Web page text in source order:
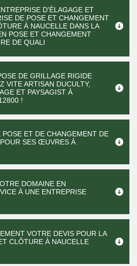
D'ÉLAGAGE ET
DE POSE ET CHANGEMENT
À NAUCELLE DANS LA
POSE ET CHANGEMENT
DE QUALI
DE GRILLAGE RIGIDE
VITE ARTISAN DUCULTY,
ET PAYSAGIST À
!
POSE ET DE CHANGEMENT DE
SES ŒUVRES À
DOMAINE EN
À UNE ENTREPRISE
VOTRE DEVIS POUR LA
CLÔTURE À NAUCELLE